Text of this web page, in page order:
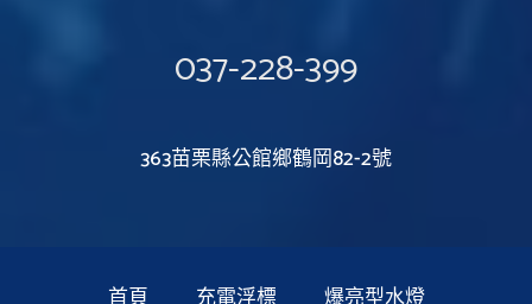
037-228-399
363苗栗縣公館鄉鶴岡82-2號